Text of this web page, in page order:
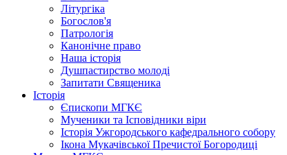
Літургіка
Богослов'я
Патрологія
Канонічне право
Наша історія
Душпастирство молоді
Запитати Священика
Історія
Єпископи МГКЄ
Мученики та Ісповідники віри
Історія Ужгородського кафедрального собору
Ікона Мукачівської Пречистої Богородиці